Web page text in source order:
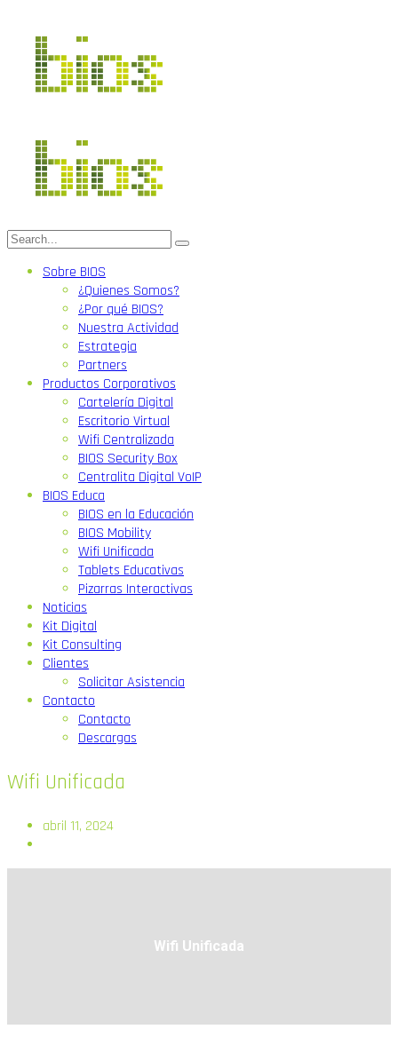
Sobre BIOS
¿Quienes Somos?
¿Por qué BIOS?
Nuestra Actividad
Estrategia
Partners
Productos Corporativos
Cartelería Digital
Escritorio Virtual
Wifi Centralizada
BIOS Security Box
Centralita Digital VoIP
BIOS Educa
BIOS en la Educación
BIOS Mobility
Wifi Unificada
Tablets Educativas
Pizarras Interactivas
Noticias
Kit Digital
Kit Consulting
Clientes
Solicitar Asistencia
Contacto
Contacto
Descargas
Wifi Unificada
abril 11, 2024
Wifi Unificada